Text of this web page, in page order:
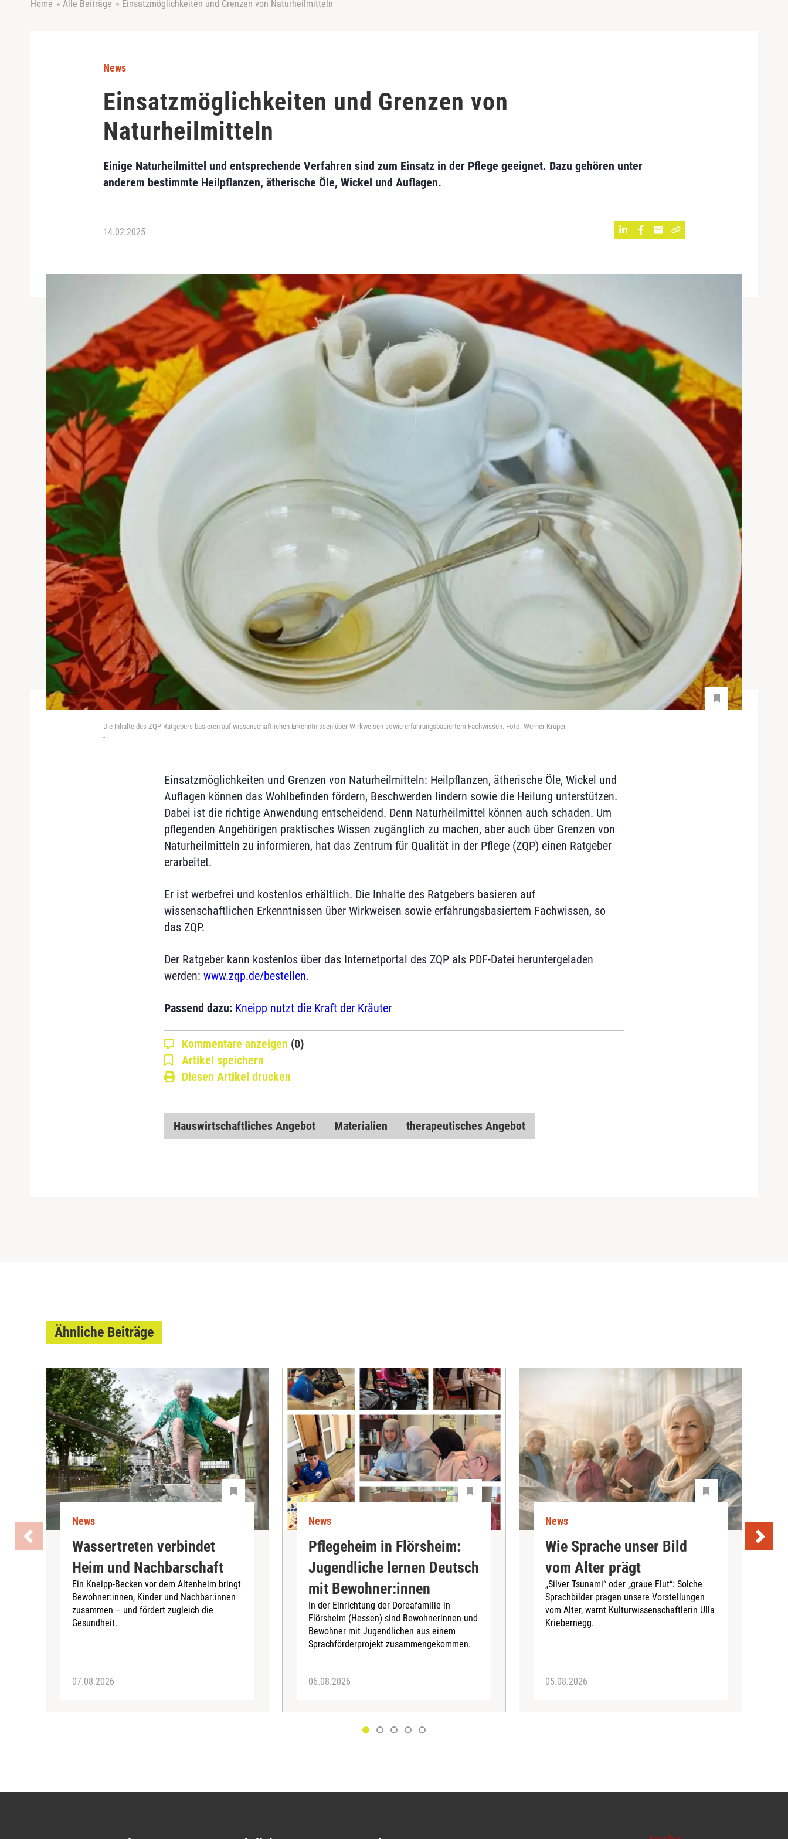
Home » Alle Beiträge » Einsatzmöglichkeiten und Grenzen von Naturheilmitteln
News
Einsatzmöglichkeiten und Grenzen von
Naturheilmitteln
Einige Naturheilmittel und entsprechende Verfahren sind zum Einsatz in der Pflege geeignet. Dazu gehören unter
anderem bestimmte Heilpflanzen, ätherische Öle, Wickel und Auflagen.
14.02.2025
Die Inhalte des ZQP-Ratgebers basieren auf wissenschaftlichen Erkenntnissen über Wirkweisen sowie erfahrungsbasiertem Fachwissen. Foto: Werner Krüper
-
Einsatzmöglichkeiten und Grenzen von Naturheilmitteln: Heilpflanzen, ätherische Öle, Wickel und
Auflagen können das Wohlbefinden fördern, Beschwerden lindern sowie die Heilung unterstützen.
Dabei ist die richtige Anwendung entscheidend. Denn Naturheilmittel können auch schaden. Um
pflegenden Angehörigen praktisches Wissen zugänglich zu machen, aber auch über Grenzen von
Naturheilmitteln zu informieren, hat das Zentrum für Qualität in der Pflege (ZQP) einen Ratgeber
erarbeitet.
Er ist werbefrei und kostenlos erhältlich. Die Inhalte des Ratgebers basieren auf
wissenschaftlichen Erkenntnissen über Wirkweisen sowie erfahrungsbasiertem Fachwissen, so
das ZQP.
Der Ratgeber kann kostenlos über das Internetportal des ZQP als PDF-Datei heruntergeladen
werden: www.zqp.de/bestellen.
Passend dazu: Kneipp nutzt die Kraft der Kräuter
Kommentare anzeigen (0)
Artikel speichern
Diesen Artikel drucken
Hauswirtschaftliches Angebot Materialien therapeutisches Angebot
Ähnliche Beiträge
News
Wassertreten verbindet
Heim und Nachbarschaft
Ein Kneipp-Becken vor dem Altenheim bringt
Bewohner:innen, Kinder und Nachbar:innen
zusammen – und fördert zugleich die
Gesundheit.
07.08.2026
News
Pflegeheim in Flörsheim:
Jugendliche lernen Deutsch
mit Bewohner:innen
In der Einrichtung der Doreafamilie in
Flörsheim (Hessen) sind Bewohnerinnen und
Bewohner mit Jugendlichen aus einem
Sprachförderprojekt zusammengekommen.
06.08.2026
News
Wie Sprache unser Bild
vom Alter prägt
„Silver Tsunami“ oder „graue Flut“: Solche
Sprachbilder prägen unsere Vorstellungen
vom Alter, warnt Kulturwissenschaftlerin Ulla
Kriebernegg.
05.08.2026